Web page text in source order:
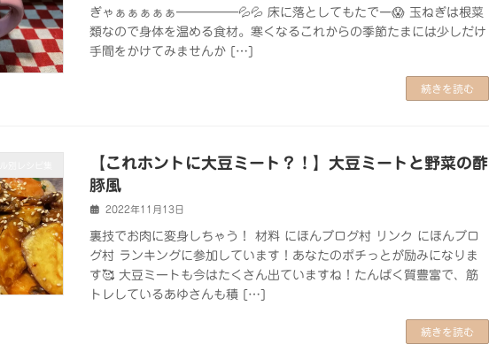
ぎゃぁぁぁぁぁ―――――💦💦 床に落としてもたでー😱 玉ねぎは根菜
類なので身体を温める食材。寒くなるこれからの季節たまには少しだけ
手間をかけてみませんか […]
続きを読む
【これホントに大豆ミート？！】大豆ミートと野菜の酢
豚風
2022年11月13日
裏技でお肉に変身しちゃう！ 材料 にほんブログ村 リンク にほんブロ
グ村 ランキングに参加しています！あなたのポチっとが励みになりま
す🥰 大豆ミートも今はたくさん出ていますね！たんぱく質豊富で、筋
トレしているあゆさんも積 […]
続きを読む